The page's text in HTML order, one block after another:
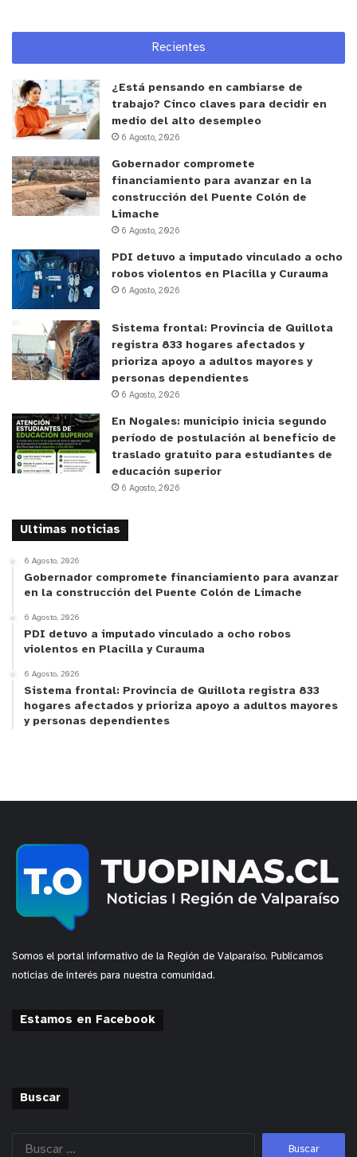
Recientes
¿Está pensando en cambiarse de
trabajo? Cinco claves para decidir en
medio del alto desempleo
6 Agosto, 2026
Gobernador compromete
financiamiento para avanzar en la
construcción del Puente Colón de
Limache
6 Agosto, 2026
PDI detuvo a imputado vinculado a ocho
robos violentos en Placilla y Curauma
6 Agosto, 2026
Sistema frontal: Provincia de Quillota
registra 833 hogares afectados y
prioriza apoyo a adultos mayores y
personas dependientes
6 Agosto, 2026
En Nogales: municipio inicia segundo
período de postulación al beneficio de
traslado gratuito para estudiantes de
educación superior
6 Agosto, 2026
Ultimas noticias
6 Agosto, 2026
Gobernador compromete financiamiento para avanzar
en la construcción del Puente Colón de Limache
6 Agosto, 2026
PDI detuvo a imputado vinculado a ocho robos
violentos en Placilla y Curauma
6 Agosto, 2026
Sistema frontal: Provincia de Quillota registra 833
hogares afectados y prioriza apoyo a adultos mayores
y personas dependientes
Somos el portal informativo de la Región de Valparaíso. Publicamos
noticias de interés para nuestra comunidad.
Estamos en Facebook
Buscar